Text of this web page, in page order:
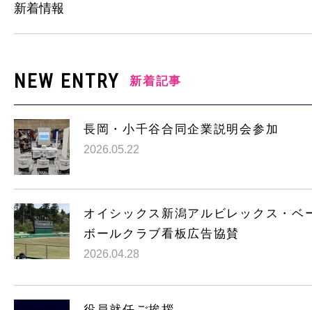
新着情報
NEW ENTRY 新着記事
長岡・小千谷合同企業説明会参加
2026.05.22
オイシックス新潟アルビレックス・ベ
ボールクラブ看板広告協賛
2026.04.28